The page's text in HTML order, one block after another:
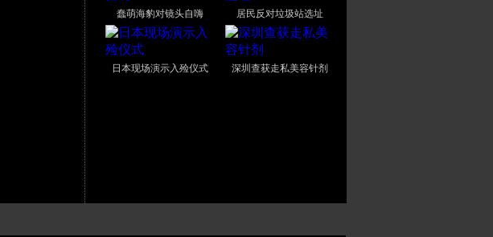
蠢萌海豹对镜头自嗨 居民反对垃圾站选址
日本现场演示入殓仪式 深圳查获走私美容针剂